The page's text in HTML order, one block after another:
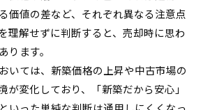
価値の差など、それぞれ異なる注意点
理解せずに判断すると、売却時に思わ
ります。
いては、新築価格の上昇や中古市場の
が変化しており、「新築だから安心」